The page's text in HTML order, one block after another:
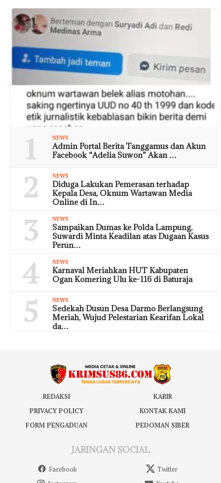
1 NEWS
Admin Portal Berita Tanggamus dan Akun
Facebook “Adelia Suwon” Akan …
2 NEWS
Diduga Lakukan Pemerasan terhadap
Kepala Desa, Oknum Wartawan Media
Online di In…
3 NEWS
Sampaikan Dumas ke Polda Lampung,
Suwardi Minta Keadilan atas Dugaan Kasus
Perun…
4 NEWS
Karnaval Meriahkan HUT Kabupaten
Ogan Komering Ulu ke-116 di Baturaja
5 NEWS
Sedekah Dusun Desa Darmo Berlangsung
Meriah, Wujud Pelestarian Kearifan Lokal
da…
REDAKSI
KARIR
PRIVACY POLICY
KONTAK KAMI
FORM PENGADUAN
PEDOMAN SIBER
JARINGAN SOCIAL
Facebook
Twitter